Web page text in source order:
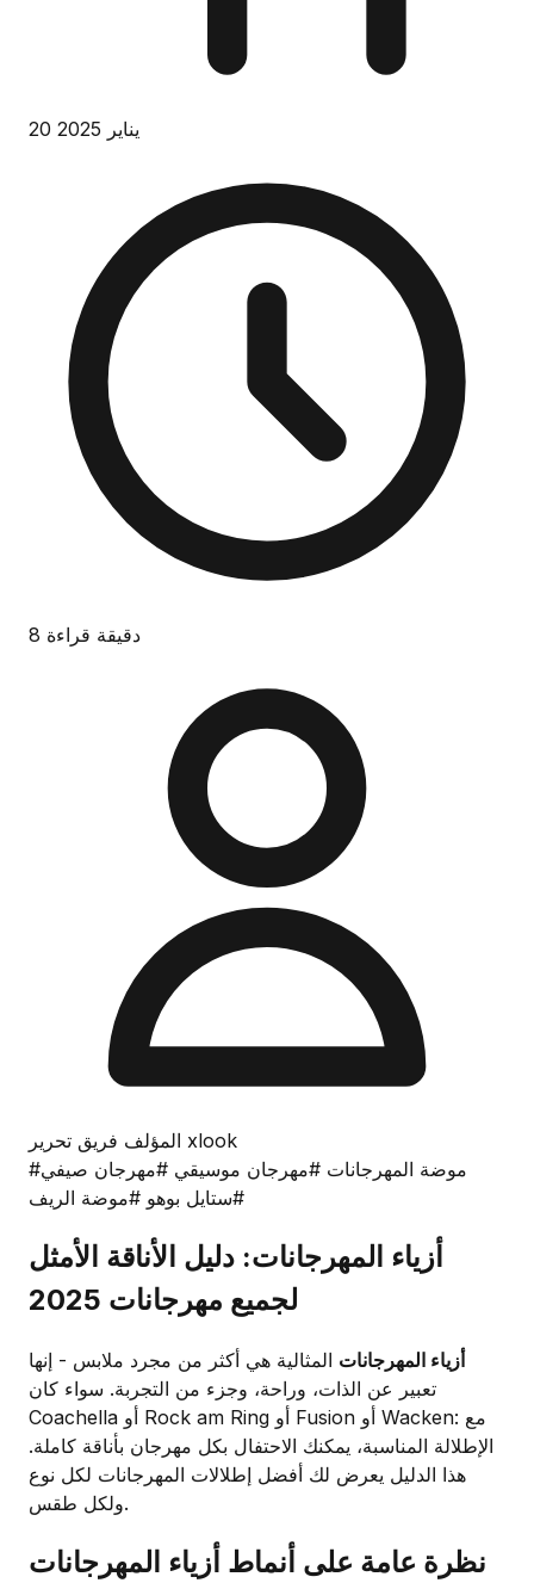
20 يناير 2025
8 دقيقة قراءة
المؤلف فريق تحرير xlook
#موضة المهرجانات #مهرجان موسيقي #مهرجان صيفي
#ستايل بوهو #موضة الريف
أزياء المهرجانات: دليل الأناقة الأمثل
لجميع مهرجانات 2025
أزياء المهرجانات المثالية هي أكثر من مجرد ملابس - إنها
تعبير عن الذات، وراحة، وجزء من التجربة. سواء كان
Coachella أو Rock am Ring أو Fusion أو Wacken: مع
الإطلالة المناسبة، يمكنك الاحتفال بكل مهرجان بأناقة كاملة.
هذا الدليل يعرض لك أفضل إطلالات المهرجانات لكل نوع
ولكل طقس.
نظرة عامة على أنماط أزياء المهرجانات